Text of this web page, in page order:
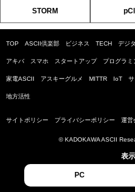
STORM
TOP ASCII倶楽部 ビジネス TECH デジ
アキバ スマホ スタートアップ プログラミ
家電ASCII アスキーグルメ MITTR IoT
地方活性
サイトポリシー プライバシーポリシー 運営
© KADOKAWA ASCII
表
PC